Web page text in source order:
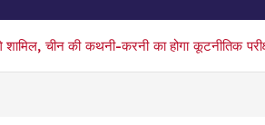
चीन की कथनी-करनी का होगा कूटनीतिक